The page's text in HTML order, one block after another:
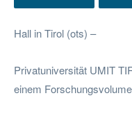
Hall in Tirol (ots) –
Privatuniversität UMIT
einem